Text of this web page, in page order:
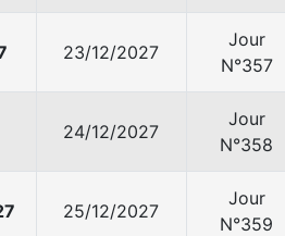
23/12/2027
Jour
N°357
24/12/2027
Jour
N°358
25/12/2027
Jour
N°359